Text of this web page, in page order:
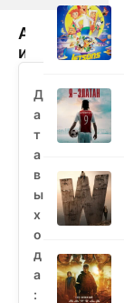
Атака
из
периода
(2010)
смотреть
бесплатно
Д
а
т
а
в
ы
х
о
д
а
: